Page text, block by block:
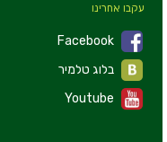
עקבו אחרינו
Facebook
Youtube